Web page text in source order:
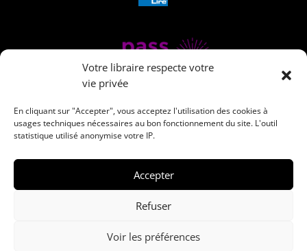
Votre libraire respecte votre
vie privée
En cliquant sur "Accepter", vous acceptez l'utilisation des cookies à
usages techniques nécessaires au bon fonctionnement du site. L'outil
statistique utilisé anonymise votre IP.
Accepter
Refuser
Voir les préférences